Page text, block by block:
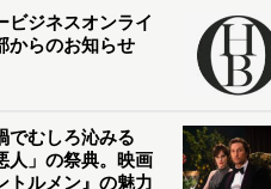
ビジネスオンライ
からのお知らせ
でむしろ沁みる
人」の祭典。映画
トルメン』の魅力